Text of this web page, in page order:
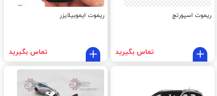
ریموت اسپورتج
تماس بگیرید
ریموت ایموبیلایزر
تماس بگیرید